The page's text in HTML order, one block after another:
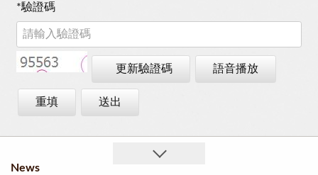
*驗證碼
更新驗證碼 語音播放
重填 送出
News